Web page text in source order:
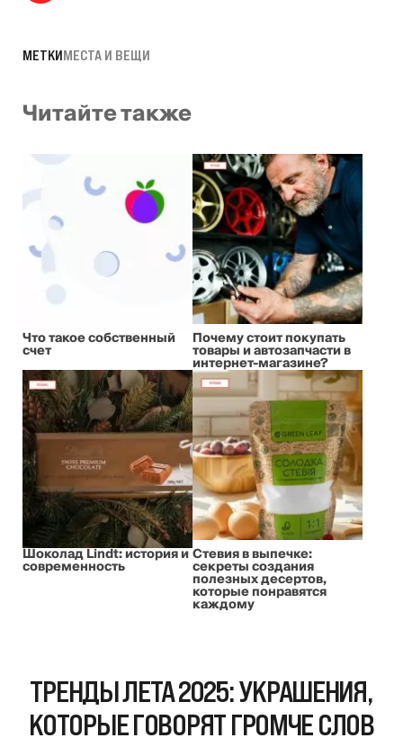
МЕТКИМЕСТА И ВЕЩИ
Читайте также
Что такое собственный
счет
Почему стоит покупать
товары и автозапчасти в
интернет-магазине?
Шоколад Lindt: история и
современность
Стевия в выпечке:
секреты создания
полезных десертов,
которые понравятся
каждому
ТРЕНДЫ ЛЕТА 2025: УКРАШЕНИЯ,
КОТОРЫЕ ГОВОРЯТ ГРОМЧЕ СЛОВ